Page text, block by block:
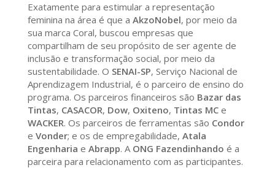
Exatamente para estimular a representação
feminina na área é que a AkzoNobel, por meio da
sua marca Coral, buscou empresas que
compartilham de seu propósito de ser agente de
inclusão e transformação social, por meio da
sustentabilidade. O SENAI-SP, Serviço Nacional de
Aprendizagem Industrial, é o parceiro de ensino do
programa. Os parceiros financeiros são Bazar das
Tintas, CASACOR, Dow, Oxiteno, Tintas MCe
WACKER. Os parceiros de ferramentas são Condor
e Vonder; e os de empregabilidade, Atala
Engenharia e Abrapp. A ONG Fazendinhando é a
parceira para relacionamento com as participantes.